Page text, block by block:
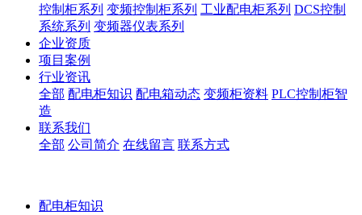
控制柜系列 变频控制柜系列 工业配电柜系列 DCS控制
系统系列 变频器仪表系列
企业资质
项目案例
行业资讯
全部 配电柜知识 配电箱动态 变频柜资料 PLC控制柜智
造
联系我们
全部 公司简介 在线留言 联系方式
配电柜知识